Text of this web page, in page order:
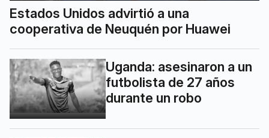
Estados Unidos advirtió a una
cooperativa de Neuquén por Huawei
Uganda: asesinaron a un
futbolista de 27 años
durante un robo